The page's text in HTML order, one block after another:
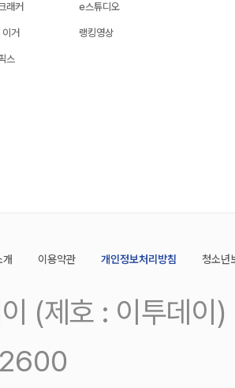
래커
거
스
e스튜디오
랭킹영상
개 이용약관 개인정보처리방침 청소년
(제호 : 이투데